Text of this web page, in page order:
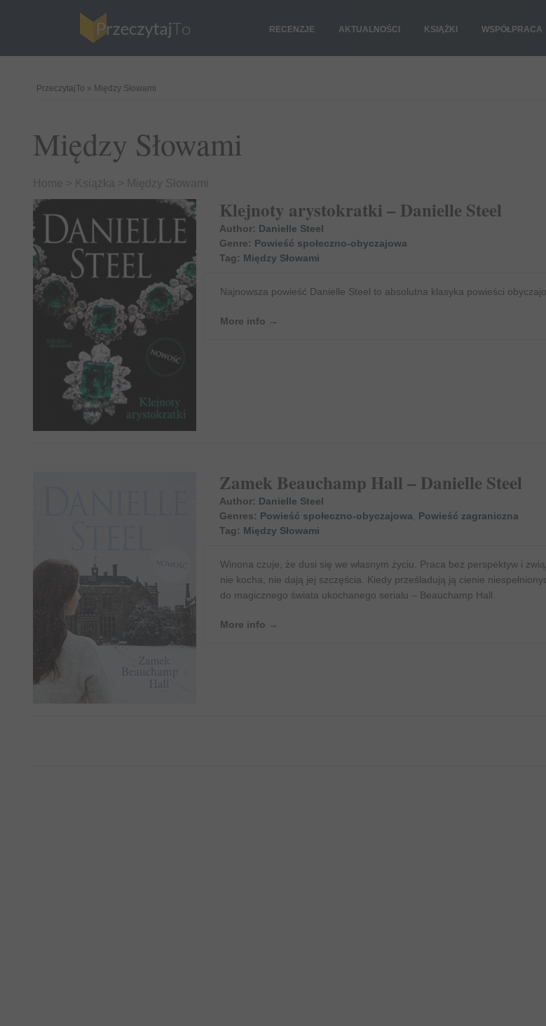
RECENZJE AKTUALNOŚCI KSIĄŻKI WSPÓŁPRACA
PrzeczytajTo » Między Słowami
Między Słowami
Home Książka Między Słowami
Klejnoty arystokratki – Danielle Steel
Author: Danielle Steel
Genre: Powieść społeczno-obyczajowa
Tag: Między Słowami
Najnowsza powieść Danielle Steel to absolutna klasyka powieści
More info →
Zamek Beauchamp Hall – Danielle Steel
Author: Danielle Steel
Genres: Powieść społeczno-obyczajowa
Powieść zagraniczna
Tag: Między Słowami
Winona czuje, że dusi się we własnym życiu. Praca bez perspektyw i
nie kocha, nie dają jej szczęścia. Kiedy prześladują ją cienie
do magicznego świata ukochanego serialu – Beauchamp Hall.
More info →